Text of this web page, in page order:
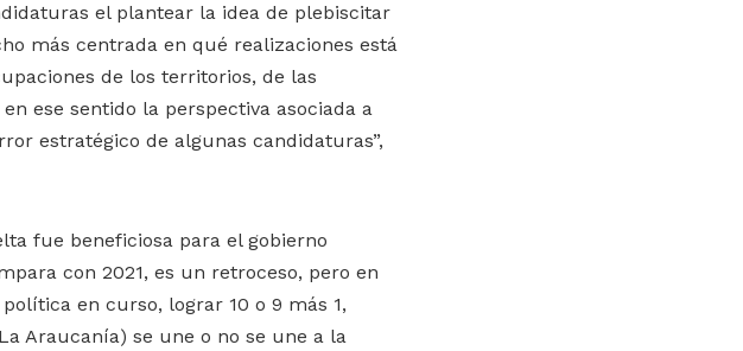
el plantear la idea de plebiscitar
más centrada en qué realizaciones está
de los territorios, de las
ese sentido la perspectiva asociada a
estratégico de algunas candidaturas”,
fue beneficiosa para el gobierno
con 2021, es un retroceso, pero en
en curso, lograr 10 o 9 más 1,
Araucanía) se une o no se une a la